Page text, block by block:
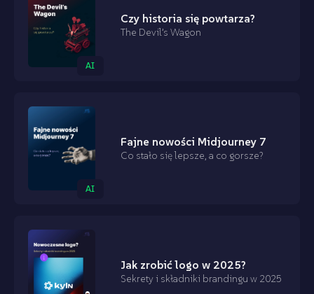
AI
Czy historia się powtarza?
The Devil’s Wagon
AI
Fajne nowości Midjourney 7
Co stało się lepsze, a co gorsze?
Jak zrobić logo w 2025?
Sekrety i składniki brandingu w 2025